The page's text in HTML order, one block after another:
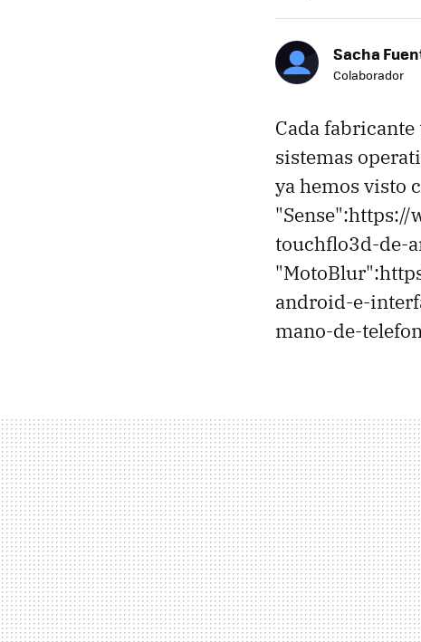
Sacha
Colaborador
Cada
sistemas
ya hemos visto
"Sense":https://
touchflo3d-de-
android-e-
mano-de-